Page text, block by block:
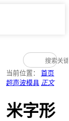
当前位置： 首页
超声波模具 正文
米字形